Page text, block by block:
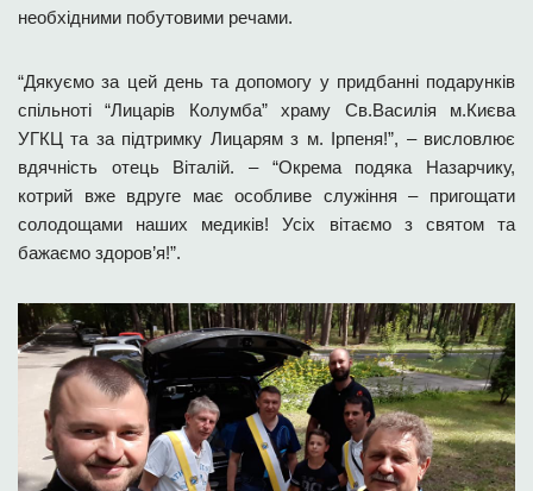
необхідними побутовими речами.
“Дякуємо за цей день та допомогу у придбанні подарунків
спільноті “Лицарів Колумба” храму Св.Василія м.Києва
УГКЦ та за підтримку Лицарям з м. Ірпеня!”, – висловлює
вдячність отець Віталій. – “Окрема подяка Назарчику,
котрий вже вдруге має особливе служіння – пригощати
солодощами наших медиків! Усіх вітаємо з святом та
бажаємо здоров’я!”.